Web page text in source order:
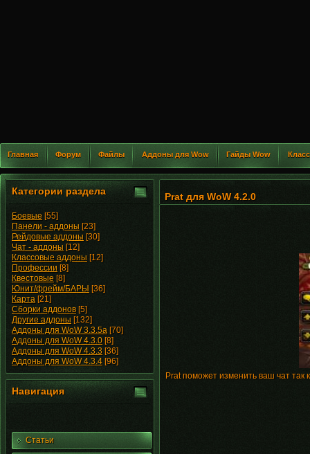
Главная Форум Файлы Аддоны для Wow Гайды Wow
Категории раздела
Боевые [55]
Панели - аддоны [23]
Рейдовые аддоны [30]
Чат - аддоны [12]
Классовые аддоны [12]
Профессии [8]
Квестовые [8]
Юнит/фрейм/БАРЫ [36]
Карта [21]
Сборки аддонов [5]
Другие аддоны [132]
Аддоны для WoW 3.3.5a [70]
Аддоны для WoW 4.3.0 [8]
Аддоны для WoW 4.3.3 [36]
Аддоны для WoW 4.3.4 [96]
Навигация
Статьи
Prat для WoW 4.2.0
Prat поможет изменить ваш чат так